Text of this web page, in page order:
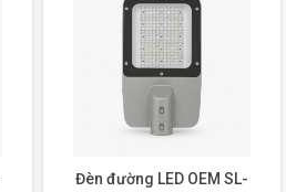
Đèn đường LED OEM SL-